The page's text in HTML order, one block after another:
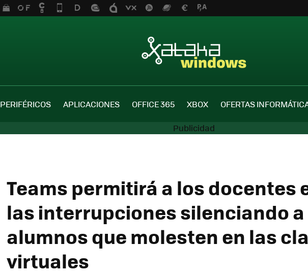
PERIFÉRICOS APLICACIONES OFFICE 365 XBOX OFERTAS
Teams permitirá a los docentes
las interrupciones silenciando
alumnos que molesten en las
virtuales